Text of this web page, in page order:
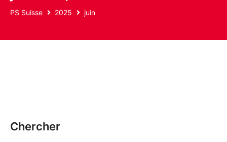
PS Suisse 2025 juin
Chercher